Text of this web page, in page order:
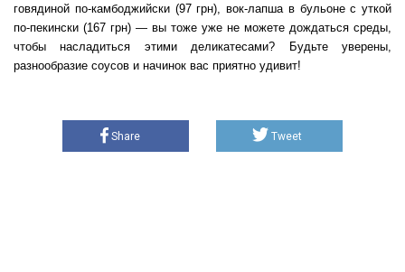
говядиной по-камбоджийски (97 грн), вок-лапша в бульоне с уткой
по-пекински (167 грн) — вы тоже уже не можете дождаться среды,
чтобы насладиться этими деликатесами? Будьте уверены,
разнообразие соусов и начинок вас приятно удивит!
Share Tweet